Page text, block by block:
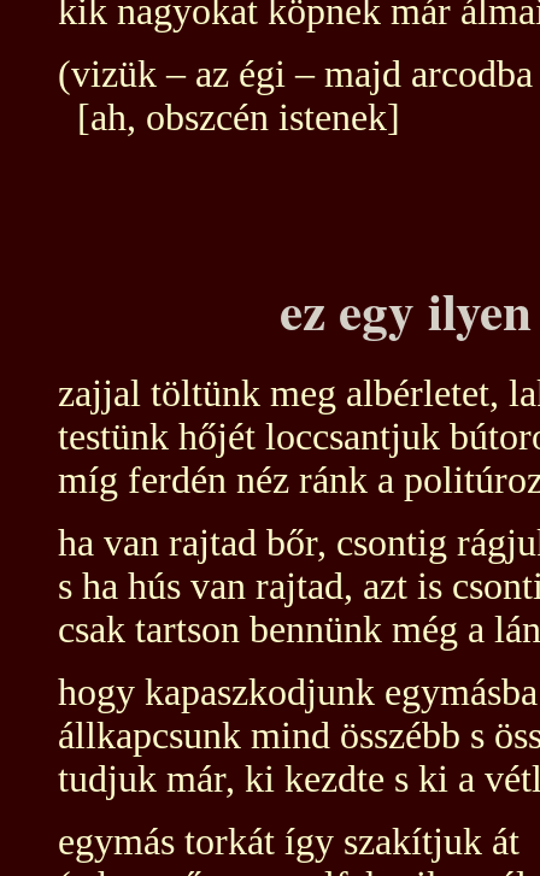
kik nagyokat köpnek már
(vizük – az égi – majd
[ah, obszcén istenek]
ez egy
zajjal töltünk meg albérletet,
testünk hőjét loccsantjuk
míg ferdén néz ránk a
ha van rajtad bőr, csontig
s ha hús van rajtad, azt is
csak tartson bennünk még a
hogy kapaszkodjunk
állkapcsunk mind összébb s
tudjuk már, ki kezdte s ki a
egymás torkát így szakítjuk át